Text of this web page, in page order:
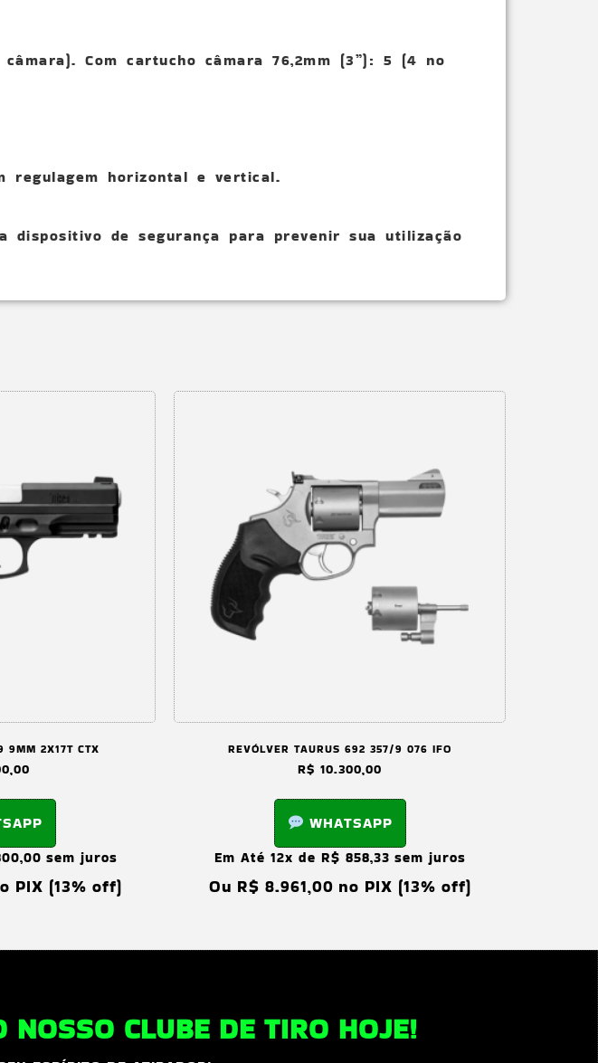
Com cartucho câmara 76,2mm (3”): 5 (4 no
regulagem horizontal e vertical.
dispositivo de segurança para prevenir sua utilização
9MM 2X17T CTX
sem juros
PIX (13% off)
REVÓLVER TAURUS 692 357/9 076 IFO
R$ 10.300,00
WHATSAPP
Em Até 12x de R$ 858,33 sem juros
Ou R$ 8.961,00 no PIX (13% off)
CLUBE DE TIRO HOJE!